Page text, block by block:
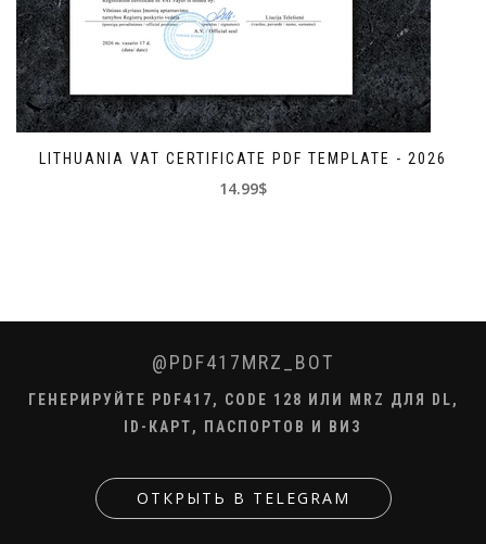
LITHUANIA VAT CERTIFICATE PDF TEMPLATE - 2026
14.99$
@PDF417MRZ_BOT
ГЕНЕРИРУЙТЕ PDF417, CODE 128 ИЛИ MRZ ДЛЯ DL,
ID-КАРТ, ПАСПОРТОВ И ВИЗ
ОТКРЫТЬ В TELEGRAM